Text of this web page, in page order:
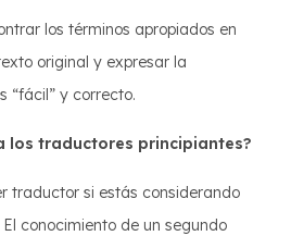
los términos apropiados en
original y expresar la
“fácil” y correcto.
los traductores principiantes?
traductor si estás considerando
conocimiento de un segundo